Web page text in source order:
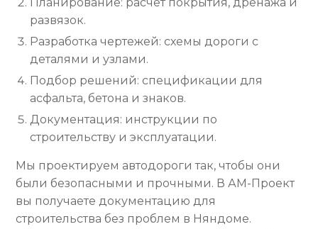
развязок.
Разработка чертежей: схемы дороги с
деталями и узлами.
Подбор решений: спецификации для
асфальта, бетона и знаков.
Документация: инструкции по
строительству и эксплуатации.
Мы проектируем автодороги так, чтобы они
были безопасными и прочными. В АМ-Проект
вы получаете документацию для
строительства без проблем в Няндоме.